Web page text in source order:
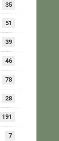
35
51
39
46
78
28
191
7